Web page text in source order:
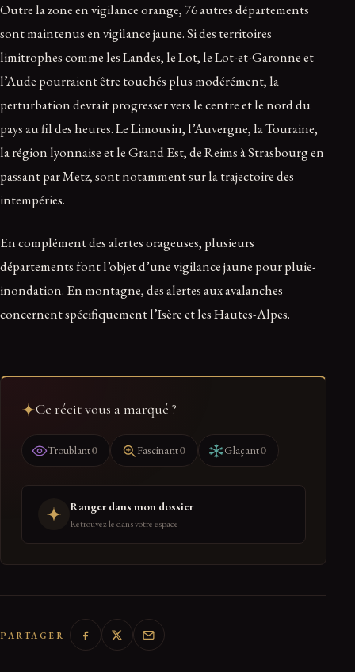
Outre la zone en vigilance orange, 76 autres départements
sont maintenus en vigilance jaune. Si des territoires
limitrophes comme les Landes, le Lot, le Lot-et-Garonne et
l’Aude pourraient être touchés plus modérément, la
perturbation devrait progresser vers le centre et le nord du
pays au fil des heures. Le Limousin, l’Auvergne, la Touraine,
la région lyonnaise et le Grand Est, de Reims à Strasbourg en
passant par Metz, sont notamment sur la trajectoire des
intempéries.
En complément des alertes orageuses, plusieurs
départements font l’objet d’une vigilance jaune pour pluie-
inondation. En montagne, des alertes aux avalanches
concernent spécifiquement l’Isère et les Hautes-Alpes.
Ce récit vous a marqué ?
Troublant0 Fascinant0 Glaçant0
Ranger dans mon dossier
Retrouvez-le dans votre espace
PARTAGER